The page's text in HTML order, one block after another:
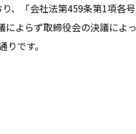
、「会社法第459条第1項各
よらず取締役会の決議によ
です。